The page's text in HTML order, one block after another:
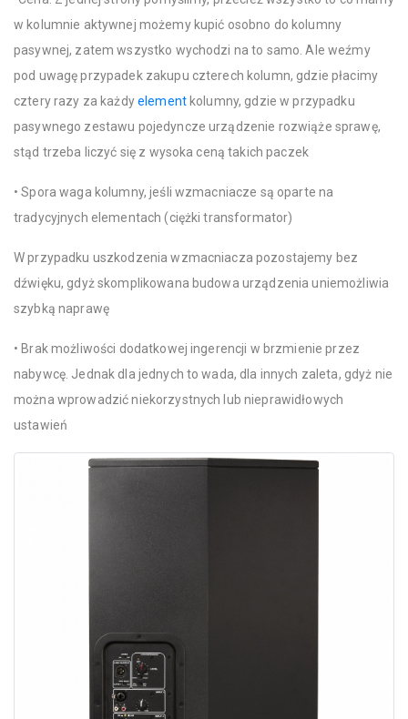
w kolumnie aktywnej możemy kupić osobno do kolumny
pasywnej, zatem wszystko wychodzi na to samo. Ale weźmy
pod uwagę przypadek zakupu czterech kolumn, gdzie płacimy
cztery razy za każdyelementkolumny, gdzie w przypadku
pasywnego zestawu pojedyncze urządzenie rozwiąże sprawę,
stąd trzeba liczyć się z wysoka ceną takich paczek
• Spora waga kolumny, jeśli wzmacniacze są oparte na
tradycyjnych elementach (ciężki transformator)
W przypadku uszkodzenia wzmacniacza pozostajemy bez
dźwięku, gdyż skomplikowana budowa urządzenia uniemożliwia
szybką naprawę
• Brak możliwości dodatkowej ingerencji w brzmienie przez
nabywcę. Jednak dla jednych to wada, dla innych zaleta, gdyż nie
można wprowadzić niekorzystnych lub nieprawidłowych
ustawień